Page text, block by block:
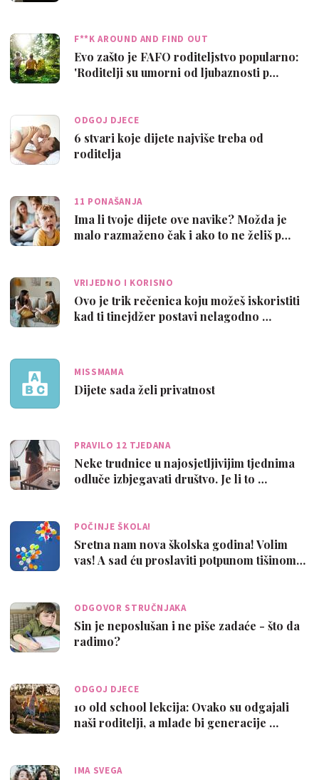
F**K AROUND AND FIND OUT
Evo zašto je FAFO roditeljstvo popularno:
'Roditelji su umorni od ljubaznosti p…
ODGOJ DJECE
6 stvari koje dijete najviše treba od
roditelja
11 PONAŠANJA
Ima li tvoje dijete ove navike? Možda je
malo razmaženo čak i ako to ne želiš p…
VRIJEDNO I KORISNO
Ovo je trik rečenica koju možeš iskoristiti
kad ti tinejdžer postavi nelagodno …
MISSMAMA
Dijete sada želi privatnost
PRAVILO 12 TJEDANA
Neke trudnice u najosjetljivijim tjednima
odluče izbjegavati društvo. Je li to …
POČINJE ŠKOLA!
Sretna nam nova školska godina! Volim
vas! A sad ću proslaviti potpunom tišinom…
ODGOVOR STRUČNJAKA
Sin je neposlušan i ne piše zadaće - što da
radimo?
ODGOJ DJECE
10 old school lekcija: Ovako su odgajali
naši roditelji, a mlađe bi generacije …
IMA SVEGA